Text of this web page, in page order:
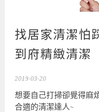
找居家清潔怕
到府精緻清潔
2019-03-20
想要自己打掃卻覺得麻
合適的清潔達人‎~